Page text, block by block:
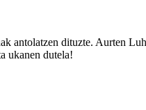
antolatzen dituzte. Aurten
ukanen dutela!